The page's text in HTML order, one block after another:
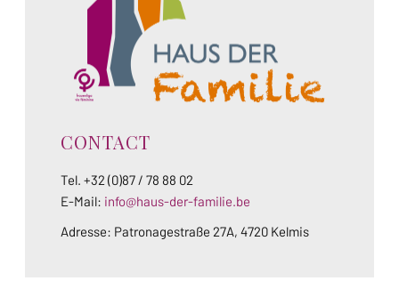
CONTACT
Tel. +32 (0)87 / 78 88 02
E-Mail: info@haus-der-familie.be
Adresse: Patronagestraße 27A, 4720 Kelmis